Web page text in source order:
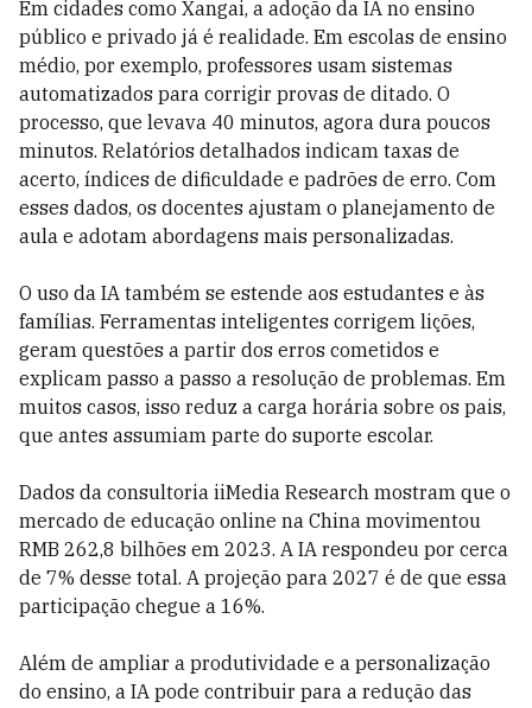
Em cidades como Xangai, a adoção da IA no ensino
público e privado já é realidade. Em escolas de ensino
médio, por exemplo, professores usam sistemas
automatizados para corrigir provas de ditado. O
processo, que levava 40 minutos, agora dura poucos
minutos. Relatórios detalhados indicam taxas de
acerto, índices de dificuldade e padrões de erro. Com
esses dados, os docentes ajustam o planejamento de
aula e adotam abordagens mais personalizadas.
O uso da IA também se estende aos estudantes e às
famílias. Ferramentas inteligentes corrigem lições,
geram questões a partir dos erros cometidos e
explicam passo a passo a resolução de problemas. Em
muitos casos, isso reduz a carga horária sobre os pais,
que antes assumiam parte do suporte escolar.
Dados da consultoria iiMedia Research mostram que o
mercado de educação online na China movimentou
RMB 262,8 bilhões em 2023. A IA respondeu por cerca
de 7% desse total. A projeção para 2027 é de que essa
participação chegue a 16%.
Além de ampliar a produtividade e a personalização
do ensino, a IA pode contribuir para a redução das